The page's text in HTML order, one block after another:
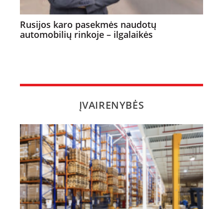
Rusijos karo pasekmės naudotų
automobilių rinkoje – ilgalaikės
ĮVAIRENYBĖS